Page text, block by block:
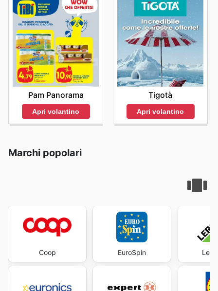
Pam Panorama
Apri volantino
Tigotà
Apri volantino
Marchi popolari
Coop EuroSpin